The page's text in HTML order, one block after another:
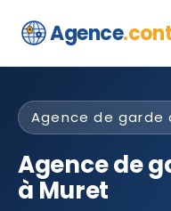
Agence
Agence de garde
Agence de
à Muret